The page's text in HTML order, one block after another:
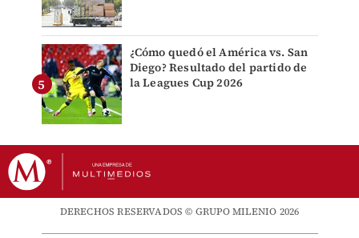
¿Cómo quedó el América vs. San
Diego? Resultado del partido de
la Leagues Cup 2026
DERECHOS RESERVADOS © GRUPO MILENIO 2026